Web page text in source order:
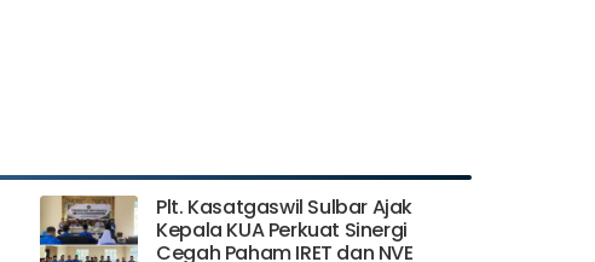
Plt. Kasatgaswil Sulbar Ajak
Kepala KUA Perkuat Sinergi
Cegah Paham IRET dan NVE